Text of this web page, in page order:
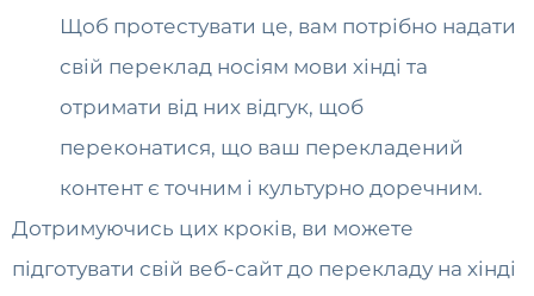
Щоб протестувати це, вам потрібно надати
свій переклад носіям мови хінді та
отримати від них відгук, щоб
переконатися, що ваш перекладений
контент є точним і культурно доречним.
Дотримуючись цих кроків, ви можете
підготувати свій веб-сайт до перекладу на хінді